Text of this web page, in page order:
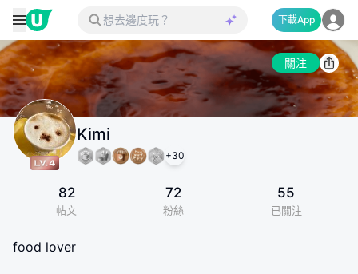
下載App
關注
Kimi
+30
82
帖文
72
粉絲
55
已關注
food lover